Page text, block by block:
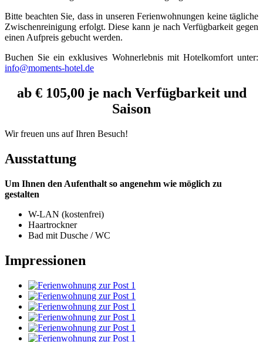
Bitte beachten Sie, dass in unseren Ferienwohnungen keine tägliche
Zwischenreinigung erfolgt. Diese kann je nach Verfügbarkeit gegen
einen Aufpreis gebucht werden.
Buchen Sie ein exklusives Wohnerlebnis mit Hotelkomfort unter:
info@moments-hotel.de
ab € 105,00 je nach Verfügbarkeit und
Saison
Wir freuen uns auf Ihren Besuch!
Ausstattung
Um Ihnen den Aufenthalt so angenehm wie möglich zu
gestalten
W-LAN (kostenfrei)
Haartrockner
Bad mit Dusche / WC
Impressionen